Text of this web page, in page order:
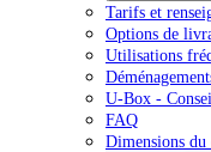
Tarifs et
Options de
Utilisations
U-Box -
FAQ
Dimensions du